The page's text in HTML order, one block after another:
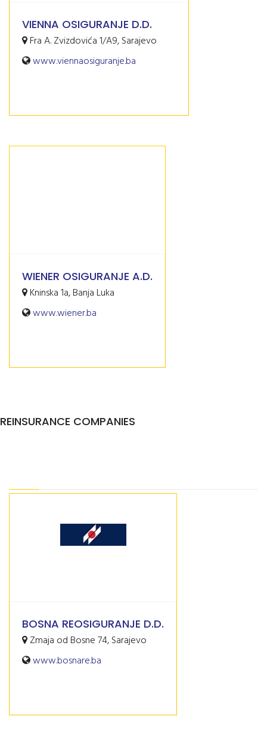
VIENNA OSIGURANJE D.D.
Fra A. Zvizdovića 1/A9, Sarajevo
www.viennaosiguranje.ba
WIENER OSIGURANJE A.D.
Kninska 1a, Banja Luka
www.wiener.ba
REINSURANCE COMPANIES
BOSNA REOSIGURANJE D.D.
Zmaja od Bosne 74, Sarajevo
www.bosnare.ba